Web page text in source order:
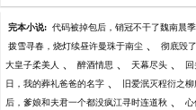
完本小说: 代码被掉包后，销冠不干了魏南晨
拨雪寻春，烧灯续昼许曼珠于南尘 、 彻底毁
大皇子柔美人 、 醉酒情思 、 天幕尽头 、
日，我的葬礼爸爸的名字 、 旧爱泯灭程衍之柳
后，爹娘和夫君一个都没疯江寻时连道秋 、 心